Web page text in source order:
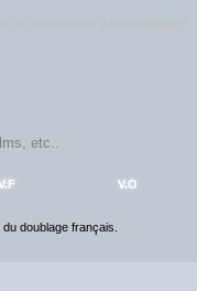
V.O
du doublage français.